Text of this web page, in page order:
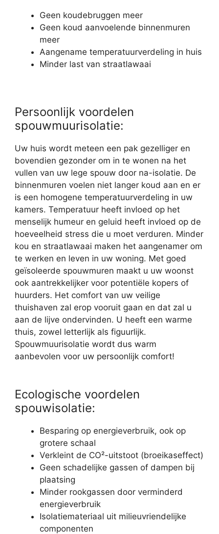
Geen koudebruggen meer
Geen koud aanvoelende binnenmuren
meer
Aangename temperatuurverdeling in huis
Minder last van straatlawaai
Persoonlijk voordelen
spouwmuurisolatie:
Uw huis wordt meteen een pak gezelliger en
bovendien gezonder om in te wonen na het
vullen van uw lege spouw door na-isolatie. De
binnenmuren voelen niet langer koud aan en er
is een homogene temperatuurverdeling in uw
kamers. Temperatuur heeft invloed op het
menselijk humeur en geluid heeft invloed op de
hoeveelheid stress die u moet verduren. Minder
kou en straatlawaai maken het aangenamer om
te werken en leven in uw woning. Met goed
geïsoleerde spouwmuren maakt u uw woonst
ook aantrekkelijker voor potentiële kopers of
huurders. Het comfort van uw veilige
thuishaven zal erop vooruit gaan en dat zal u
aan de lijve ondervinden. U heeft een warme
thuis, zowel letterlijk als figuurlijk.
Spouwmuurisolatie wordt dus warm
aanbevolen voor uw persoonlijk comfort!
Ecologische voordelen
spouwisolatie:
Besparing op energieverbruik, ook op
grotere schaal
Verkleint de CO²-uitstoot (broeikaseffect)
Geen schadelijke gassen of dampen bij
plaatsing
Minder rookgassen door verminderd
energieverbruik
Isolatiemateriaal uit milieuvriendelijke
componenten